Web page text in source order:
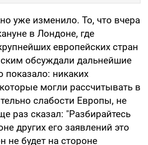
уже изменило. То, что вчера
в Лондоне, где
европейских стран
обсуждали дальнейшие
показало: никаких
могли рассчитывать в
слабости Европы, не
раз сказал: "Разбирайтесь
других его заявлений это
не будет на стороне